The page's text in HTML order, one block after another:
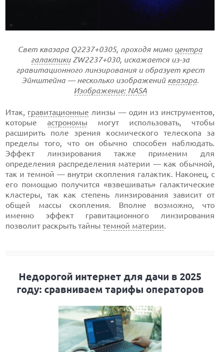
Свет квазара Q2237+0305, проходя мимо центра
галактикиZW2237+030, искажается из-за
гравитационного линзирования и образует крест
Эйнштейна — несколько изображений квазара.
Изображение: NASA
Итак, гравитационные линзы — один из инструментов,
которыеастрономы могут использовать, чтобы
расширить поле зрения космического телескопа за
пределы того, что он обычно способен наблюдать.
Эффект линзирования также применим для
определения распределения материи — как обычной,
так и темной — внутри скопления галактик. Наконец, с
его помощью получится «взвешивать» галактические
кластеры, так как степень линзирования зависит от
общей массы скопления. Вполне возможно, что
именно эффект гравитационного линзирования
позволит раскрыть тайнытемной материи.
Недорогой интернет для дачи в 2025
году: сравниваем тарифы операторов